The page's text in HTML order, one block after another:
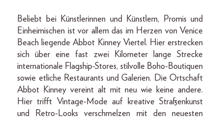
Beliebt bei Künstlerinnen und Künstlern, Promis und
Einheimischen ist vor allem das im Herzen von Venice
Beach liegende Abbot Kinney Viertel. Hier erstrecken
sich über eine fast zwei Kilometer lange Strecke
internationale Flagship-Stores, stilvolle Boho-Boutiquen
sowie etliche Restaurants und Galerien. Die Ortschaft
Abbot Kinney vereint alt mit neu wie keine andere.
Hier trifft Vintage-Mode auf kreative Straßenkunst
und Retro-Looks verschmelzen mit den neuesten